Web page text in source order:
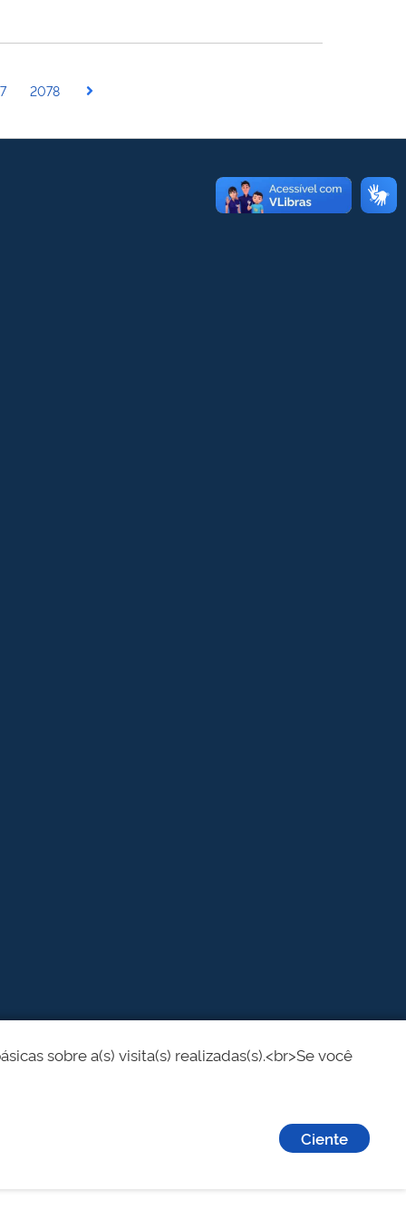
2078
sobre a(s) visita(s) realizadas(s).<br>Se você
Ciente